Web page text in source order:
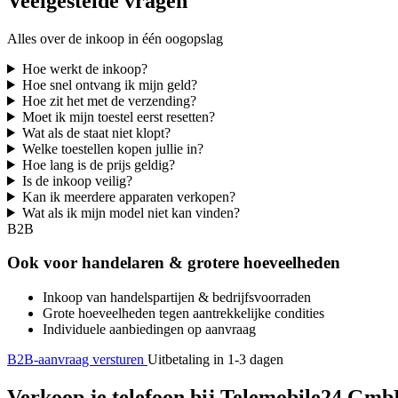
Alles over de inkoop in één oogopslag
Hoe werkt de inkoop?
Hoe snel ontvang ik mijn geld?
Hoe zit het met de verzending?
Moet ik mijn toestel eerst resetten?
Wat als de staat niet klopt?
Welke toestellen kopen jullie in?
Hoe lang is de prijs geldig?
Is de inkoop veilig?
Kan ik meerdere apparaten verkopen?
Wat als ik mijn model niet kan vinden?
B2B
Ook voor handelaren & grotere hoeveelheden
Inkoop van handelspartijen & bedrijfsvoorraden
Grote hoeveelheden tegen aantrekkelijke condities
Individuele aanbiedingen op aanvraag
B2B-aanvraag versturen Uitbetaling in 1-3 dagen